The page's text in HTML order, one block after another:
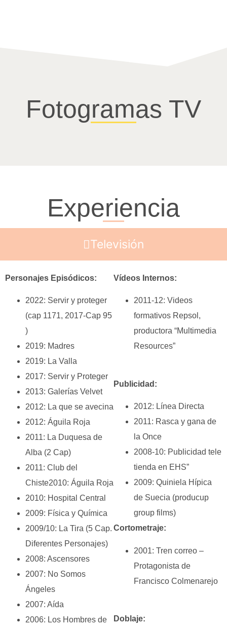
Fotogramas TV
Experiencia
Televisión
Personajes Episódicos:
2022: Servir y proteger
(cap 1171, 2017-Cap 95
)
2019: Madres
2019: La Valla
2017: Servir y Proteger
2013: Galerías Velvet
2012: La que se avecina
2012: Águila Roja
2011: La Duquesa de
Alba (2 Cap)
2011: Club del
Chiste2010: Águila Roja
2010: Hospital Central
2009: Física y Química
2009/10: La Tira (5 Cap.
Diferentes Personajes)
2008: Ascensores
2007: No Somos
Ángeles
2007: Aída
2006: Los Hombres de
Vídeos Internos:
2011-12: Videos
formativos Repsol,
productora “Multimedia
Resources”
Publicidad:
2012: Línea Directa
2011: Rasca y gana de
la Once
2008-10: Publicidad tele
tienda en EHS”
2009: Quiniela Hípica
de Suecia (producup
group films)
Cortometraje:
2001: Tren correo –
Protagonista de
Francisco Colmenarejo
Doblaje: